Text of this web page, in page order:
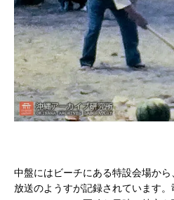
中盤にはビーチにある特設会場か
放送のようすが記録されています